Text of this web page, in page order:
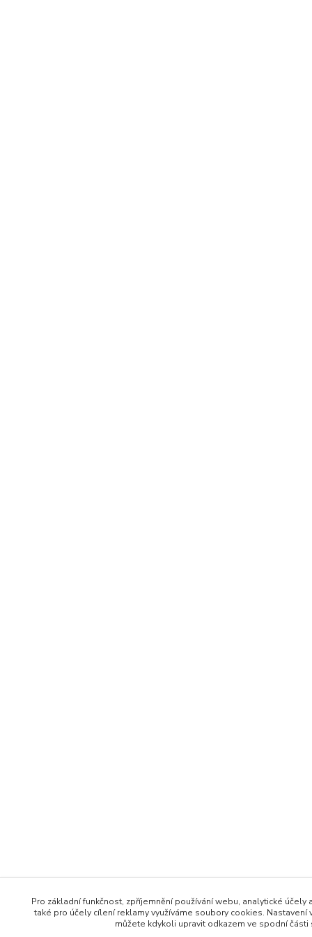
Pro základní funkčnost, zpříjemnění používání webu, analytické
také pro účely cílení reklamy využíváme soubory cookies.
můžete kdykoli upravit odkazem ve spodní části